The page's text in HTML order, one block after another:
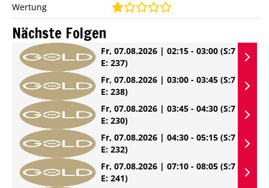
Wertung
Nächste Folgen
Fr, 07.08.2026 | 02:15 - 03:00 (S:7
E: 237)
Fr, 07.08.2026 | 03:00 - 03:45 (S:7
E: 238)
Fr, 07.08.2026 | 03:45 - 04:30 (S:7
E: 230)
Fr, 07.08.2026 | 04:30 - 05:15 (S:7
E: 232)
Fr, 07.08.2026 | 07:10 - 08:05 (S:7
E: 241)